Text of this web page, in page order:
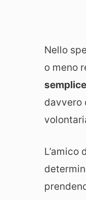
Nello
o meno
davvero
L’amico